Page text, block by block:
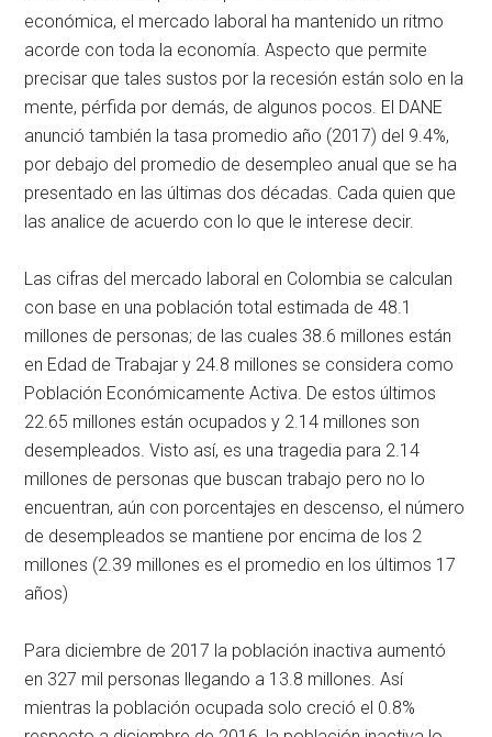
económica, el mercado laboral ha mantenido un ritmo
acorde con toda la economía. Aspecto que permite
precisar que tales sustos por la recesión están solo en la
mente, pérfida por demás, de algunos pocos. El DANE
anunció también la tasa promedio año (2017) del 9.4%,
por debajo del promedio de desempleo anual que se ha
presentado en las últimas dos décadas. Cada quien que
las analice de acuerdo con lo que le interese decir.
Las cifras del mercado laboral en Colombia se calculan
con base en una población total estimada de 48.1
millones de personas; de las cuales 38.6 millones están
en Edad de Trabajar y 24.8 millones se considera como
Población Económicamente Activa. De estos últimos
22.65 millones están ocupados y 2.14 millones son
desempleados. Visto así, es una tragedia para 2.14
millones de personas que buscan trabajo pero no lo
encuentran, aún con porcentajes en descenso, el número
de desempleados se mantiene por encima de los 2
millones (2.39 millones es el promedio en los últimos 17
años)
Para diciembre de 2017 la población inactiva aumentó
en 327 mil personas llegando a 13.8 millones. Así
mientras la población ocupada solo creció el 0.8%